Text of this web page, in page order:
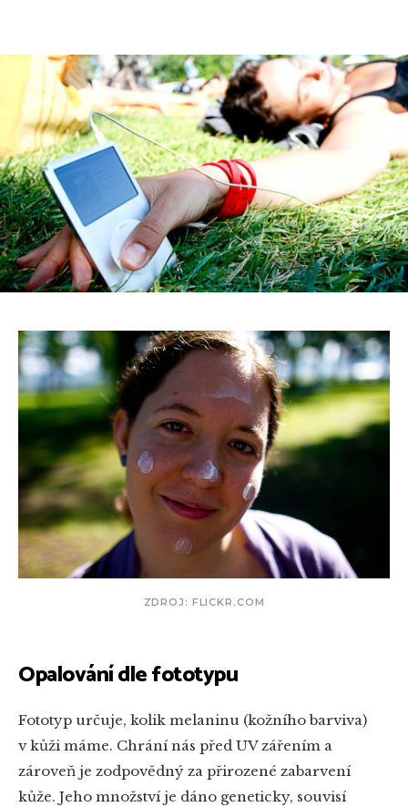
ZDROJ: FLICKR.COM
Opalování dle fototypu
Fototyp určuje, kolik melaninu (kožního barviva)
v kůži máme. Chrání nás před UV zářením a
zároveň je zodpovědný za přirozené zabarvení
kůže. Jeho množství je dáno geneticky, souvisí